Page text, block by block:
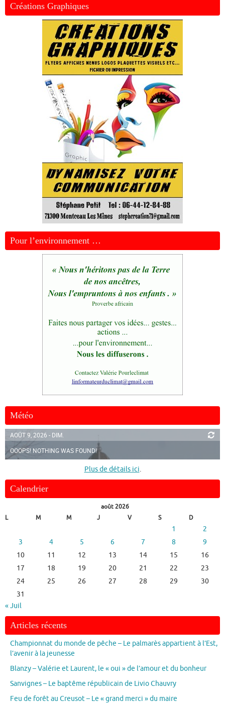
Créations Graphiques
Pour l’environnement …
Météo
AOÛT 9, 2026 - DIM.
OOOPS! NOTHING WAS FOUND!
Plus de détails ici.
Calendrier
août 2026
L
M M J V S D
1
2
3
4 5 6 7 8
9
10
11 12 13 14 15
16
17
18 19 20 21 22
23
24
25 26 27 28 29
30
31
« Juil
Articles récents
Championnat du monde de pêche – Le palmarès appartient à l’Est,
l’avenir à la jeunesse
Blanzy – Valérie et Laurent, le « oui » de l’amour et du bonheur
Sanvignes – Le baptême républicain de Livio Chauvry
Feu de forêt au Creusot – Le « grand merci » du maire